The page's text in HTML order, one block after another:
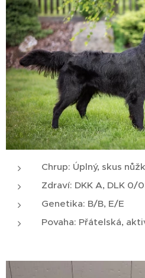
Chrup: Úplný, skus
Zdraví: DKK A, DLK 0/
Genetika: B/B, E/E
Povaha: Přátelská,